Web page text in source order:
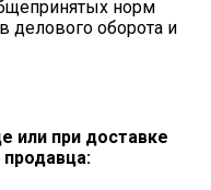
норм
делового оборота и
или при доставке